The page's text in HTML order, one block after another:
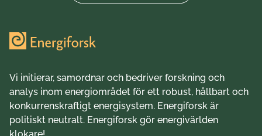
Vi initierar, samordnar och bedriver forskning och
analys inom energiområdet för ett robust, hållbart och
konkurrenskraftigt energisystem. Energiforsk är
politiskt neutralt. Energiforsk gör energivärlden